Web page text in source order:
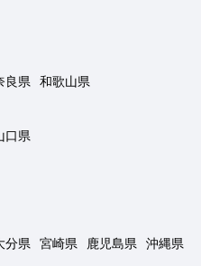
良県
和歌山県
口県
分県 宮崎県 鹿児島県 沖縄県